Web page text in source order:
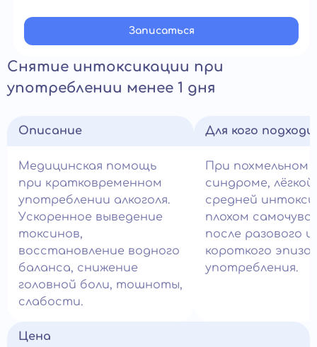
Записатьcя
Снятие интоксикации при
употреблении менее 1 дня
Описание
Медицинская помощь
при кратковременном
употреблении алкоголя.
Ускоренное выведение
токсинов,
восстановление водного
баланса, снижение
головной боли, тошноты,
слабости.
Для кого
При похмельном
синдроме, лёгкой
средней
плохом
после разового
короткого
употребления.
Цена